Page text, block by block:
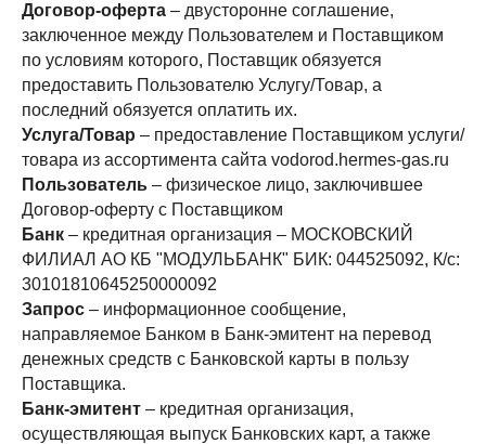
Договор-оферта – двусторонне соглашение,
заключенное между Пользователем и Поставщиком
по условиям которого, Поставщик обязуется
предоставить Пользователю Услугу/Товар, а
последний обязуется оплатить их.
Услуга/Товар – предоставление Поставщиком услуги/
товара из ассортимента сайта vodorod.hermes-gas.ru
Пользователь – физическое лицо, заключившее
Договор-оферту с Поставщиком
Банк – кредитная организация – МОСКОВСКИЙ
ФИЛИАЛ АО КБ "МОДУЛЬБАНК" БИК: 044525092, К/c:
30101810645250000092
Запрос – информационное сообщение,
направляемое Банком в Банк-эмитент на перевод
денежных средств с Банковской карты в пользу
Поставщика.
Банк-эмитент – кредитная организация,
осуществляющая выпуск Банковских карт, а также